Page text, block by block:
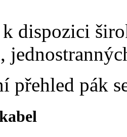
k dispozici
přehled pák